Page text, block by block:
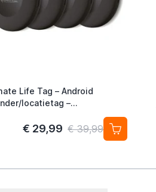
Life Tag – Android
locatietag –
Google Find My Device –
€ 29,99 € 39,99